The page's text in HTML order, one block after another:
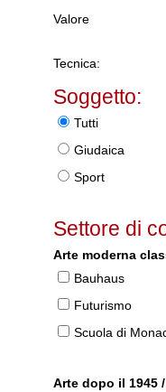
Valore
Tecnica:
Soggetto:
Tutti
Giudaica
Sport
Settore di
Arte moderna
Bauhaus
Futurismo
Scuola di
Arte dopo il 1945